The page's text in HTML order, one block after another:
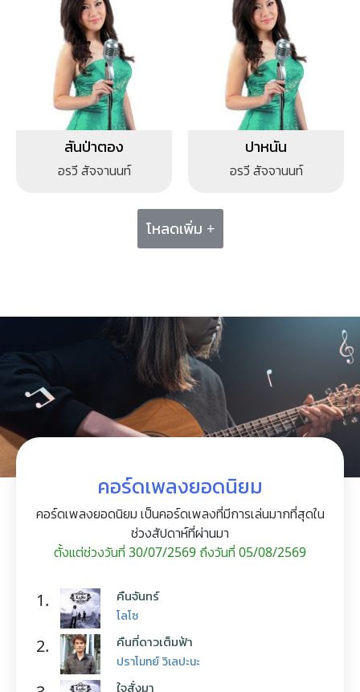
สันป่าตอง
อรวี สัจจานนท์
ปาหนัน
อรวี สัจจานนท์
โหลดเพิ่ม +
คอร์ดเพลงยอดนิยม
คอร์ดเพลงยอดนิยม เป็นคอร์ดเพลงที่มีการเล่นมากที่สุดใน
ช่วงสัปดาห์ที่ผ่านมา
ตั้งแต่ช่วงวันที่ 30/07/2569 ถึงวันที่ 05/08/2569
1. คืนจันทร์
โลโซ
2. คืนที่ดาวเต็มฟ้า
ปราโมทย์ วิเลปะนะ
ใจสั่งมา